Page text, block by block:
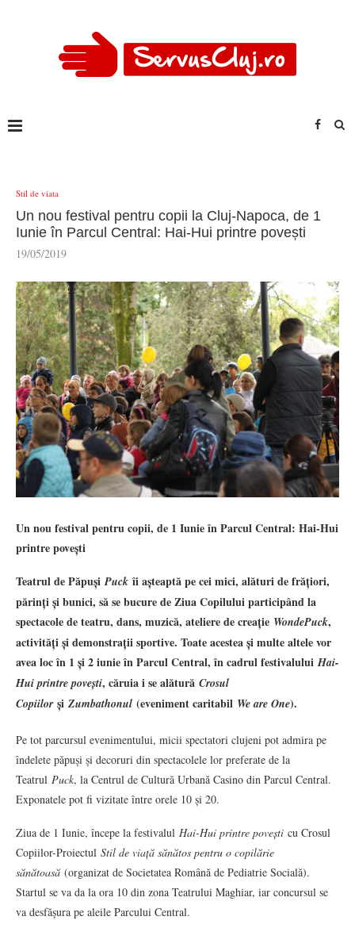
Stil de viata
Un nou festival pentru copii la Cluj-Napoca, de 1
Iunie în Parcul Central: Hai-Hui printre povești
19/05/2019
Un nou festival pentru copii, de 1 Iunie în Parcul Central: Hai-Hui
printre povești
Teatrul de PăpușiPuck îi așteaptă pe cei mici, alături de frățiori,
părinți și bunici, să se bucure de Ziua Copilului participând la
spectacole de teatru, dans, muzică, ateliere de creație WondePuck,
activități și demonstrații sportive. Toate acestea și multe altele vor
avea loc în 1 și 2 iunie în Parcul Central, în cadrul festivaluluiHai-
Hui printre povești, căruia i se alătură Crosul
Copiilorși Zumbathonul (eveniment caritabil We are One).
Pe tot parcursul evenimentului, micii spectatori clujeni pot admira pe
îndelete păpuși și decoruri din spectacolele lor preferate de la
Teatrul Puck, la Centrul de Cultură Urbană Casino din Parcul Central.
Exponatele pot fi vizitate între orele 10 și 20.
Ziua de 1 Iunie, începe la festivalul Hai-Hui printre povești cu Crosul
Copiilor-Proiectul Stil de viață sănătos pentru o copilărie
sănătoasă (organizat de Societatea Română de Pediatrie Socială).
Startul se va da la ora 10 din zona Teatrului Maghiar, iar concursul se
va desfășura pe aleile Parcului Central.